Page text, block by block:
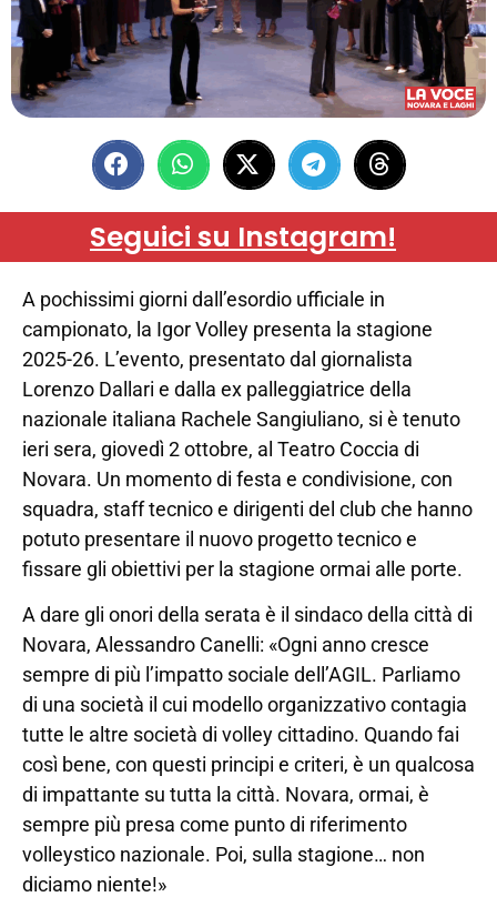
Seguici su Instagram!
A pochissimi giorni dall’esordio ufficiale in
campionato, la Igor Volley presenta la stagione
2025-26. L’evento, presentato dal giornalista
Lorenzo Dallari e dalla ex palleggiatrice della
nazionale italiana Rachele Sangiuliano, si è tenuto
ieri sera, giovedì 2 ottobre, al Teatro Coccia di
Novara. Un momento di festa e condivisione, con
squadra, staff tecnico e dirigenti del club che hanno
potuto presentare il nuovo progetto tecnico e
fissare gli obiettivi per la stagione ormai alle porte.
A dare gli onori della serata è il sindaco della città di
Novara, Alessandro Canelli: «Ogni anno cresce
sempre di più l’impatto sociale dell’AGIL. Parliamo
di una società il cui modello organizzativo contagia
tutte le altre società di volley cittadino. Quando fai
così bene, con questi principi e criteri, è un qualcosa
di impattante su tutta la città. Novara, ormai, è
sempre più presa come punto di riferimento
volleystico nazionale. Poi, sulla stagione… non
diciamo niente!»